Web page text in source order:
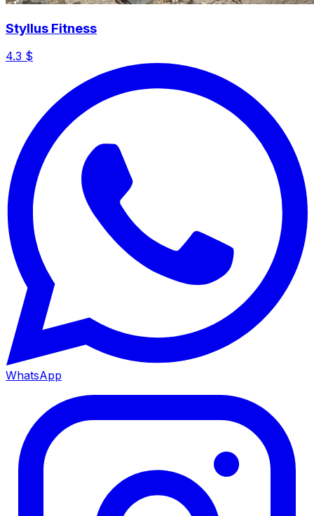
Styllus Fitness
4.3 $
WhatsApp